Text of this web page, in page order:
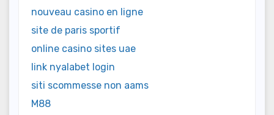
nouveau casino en ligne
site de paris sportif
online casino sites uae
link nyalabet login
siti scommesse non aams
M88